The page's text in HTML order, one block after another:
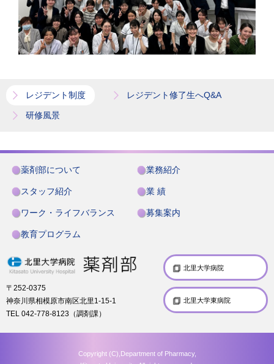
レジデント制度 レジデント修了生へQ&A
研修風景
薬剤部について 業務紹介
スタッフ紹介 業 績
ワーク・ライフバランス 募集案内
教育プログラム
〒252-0375
神奈川県相模原市南区北里1-15-1
TEL 042-778-8123（調剤課）
北里大学病院
北里大学東病院
Copyright (C),Department of Pharmacy,